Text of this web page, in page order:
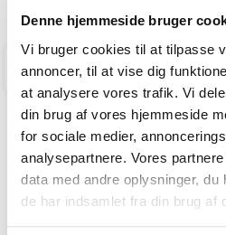
Denne hjemmeside bruger
Vi bruger cookies til at tilpasse
annoncer, til at vise dig
at analysere vores trafik. Vi
din brug af vores hjemmeside
for sociale medier,
analysepartnere. Vores
data med andre oplysninger, du
de har indsamlet fra din brug af
RINGKØBING